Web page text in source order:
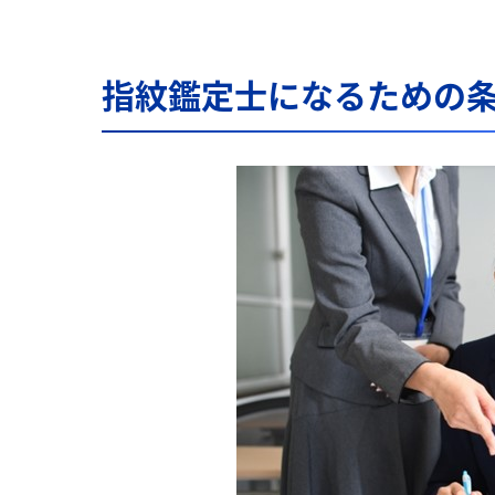
指紋鑑定士になるための